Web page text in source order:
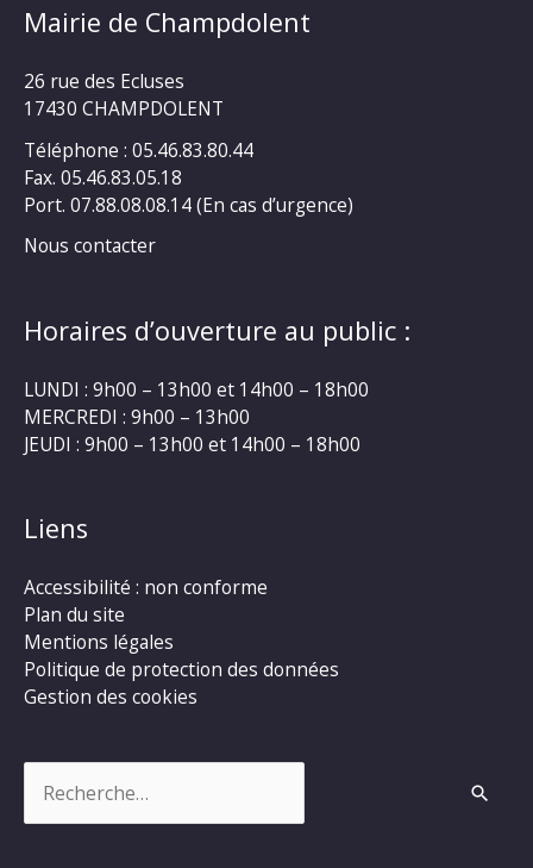
Mairie de Champdolent
26 rue des Ecluses
17430 CHAMPDOLENT
Téléphone : 05.46.83.80.44
Fax. 05.46.83.05.18
Port. 07.88.08.08.14 (En cas d’urgence)
Nous contacter
Horaires d’ouverture au public :
LUNDI : 9h00 – 13h00 et 14h00 – 18h00
MERCREDI : 9h00 – 13h00
JEUDI : 9h00 – 13h00 et 14h00 – 18h00
Liens
Accessibilité : non conforme
Plan du site
Mentions légales
Politique de protection des données
Gestion des cookies